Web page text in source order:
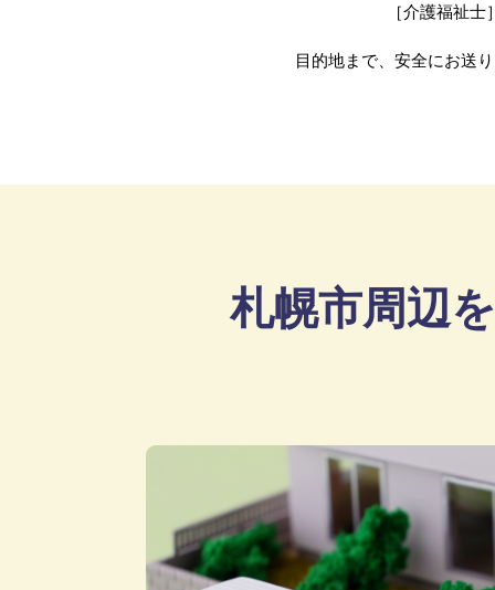
［介護福祉士
目的地まで、安全にお送
札幌市周辺